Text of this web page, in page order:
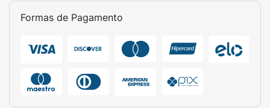
Formas de Pagamento